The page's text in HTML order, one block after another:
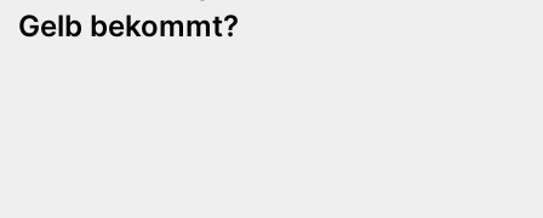
Gelb bekommt?